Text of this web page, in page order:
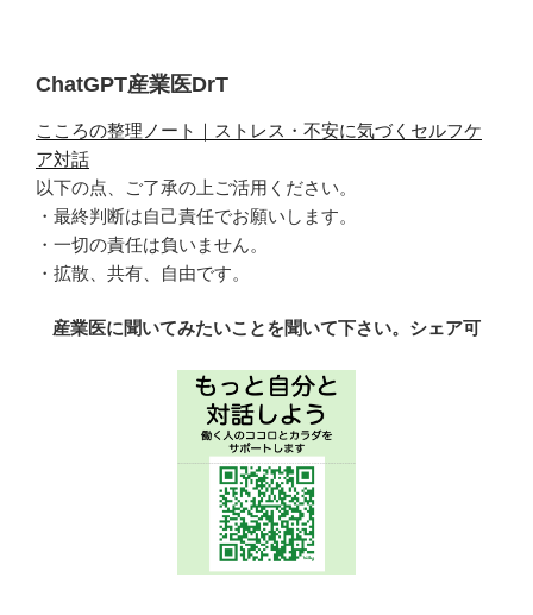
ン
ChatGPT産業医DrT
こころの整理ノート｜ストレス・不安に気づくセルフケ
ア対話
以下の点、ご了承の上ご活用ください。
・最終判断は自己責任でお願いします。
・一切の責任は負いません。
・拡散、共有、自由です。
産業医に聞いてみたいことを聞いて下さい。シェア可